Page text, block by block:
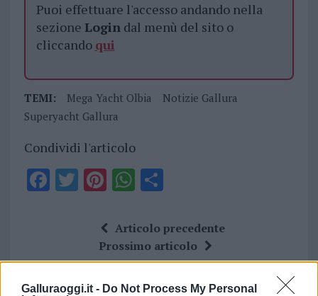
Galluraoggi.it - Do Not Process My Personal
Puoi effettuare l'accesso andando nella
sezione Logindal menù del sito o
cliccando qui
TEMI: Mega Yacht Olbia
Notizie Gallura
Superyacht Gallura
Condividi l'articolo
F
o
T
r
Pi
te
re
st
W
at
s
A
S
a
re
Articolo precedente
Prossimo articolo